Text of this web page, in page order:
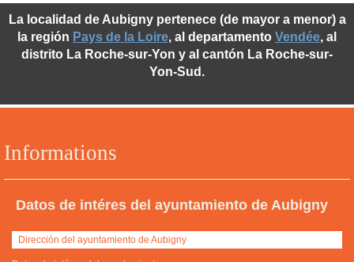
Informations
Datos de intéres del ayuntamiento de Aubigny
Dirección del ayuntamiento de Aubigny
La localidad de Aubigny pertenece (de mayor a menor) a
la región Pays de la Loire, al departamento Vendée, al
distrito La Roche-sur-Yon y al cantón La Roche-sur-
Yon-Sud.